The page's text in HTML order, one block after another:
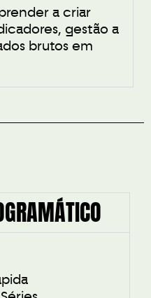
a criar
gestão a
brutos em